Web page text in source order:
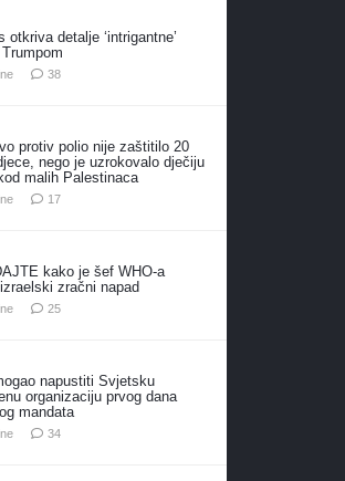
otkriva detalje ‘intrigantne’
38komentara
protiv polio nije zaštitilo 20
nego je uzrokovalo dječiju
malih Palestinaca
17komentara
kako je šef WHO-a
zračni napad
25komentara
napustiti Svjetsku
organizaciju prvog dana
mandata
34komentara